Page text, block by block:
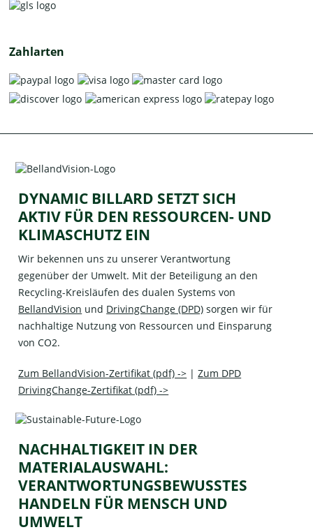
Zahlarten
DYNAMIC BILLARD SETZT SICH
AKTIV FÜR DEN RESSOURCEN- UND
KLIMASCHUTZ EIN
Wir bekennen uns zu unserer Verantwortung
gegenüber der Umwelt. Mit der Beteiligung an den
Recycling-Kreisläufen des dualen Systems von
BellandVision und DrivingChange (DPD) sorgen wir für
nachhaltige Nutzung von Ressourcen und Einsparung
von CO2.
Zum BellandVision-Zertifikat (pdf) -> |Zum DPD
DrivingChange-Zertifikat (pdf) ->
NACHHALTIGKEIT IN DER
MATERIALAUSWAHL:
VERANTWORTUNGSBEWUSSTES
HANDELN FÜR MENSCH UND
UMWELT